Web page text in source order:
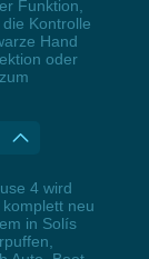
Funktion,
Kontrolle
Hand
oder
4 wird
neu
in Solís